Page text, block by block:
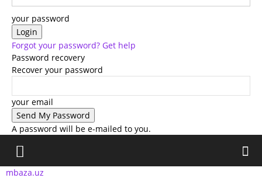
your password
Forgot your password? Get help
Password recovery
Recover your password
your email
A password will be e-mailed to you.
mbaza.uz